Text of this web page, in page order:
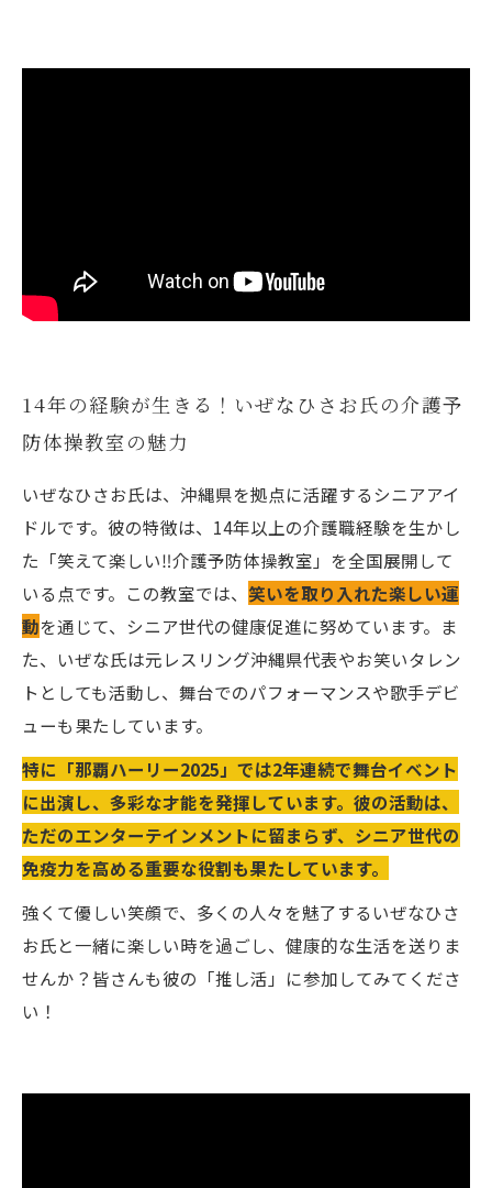
14年の経験が生きる！いぜなひさお氏の介護予
防体操教室の魅力
いぜなひさお氏は、沖縄県を拠点に活躍するシニアアイ
ドルです。彼の特徴は、14年以上の介護職経験を生かし
た「笑えて楽しい‼️介護予防体操教室」を全国展開して
いる点です。この教室では、 笑いを取り入れた楽しい運
動を通じて、シニア世代の健康促進に努めています。ま
た、いぜな氏は元レスリング沖縄県代表やお笑いタレン
トとしても活動し、舞台でのパフォーマンスや歌手デビ
ューも果たしています。
特に「那覇ハーリー2025」では2年連続で舞台イベント
に出演し、多彩な才能を発揮しています。彼の活動は、
ただのエンターテインメントに留まらず、シニア世代の
免疫力を高める重要な役割も果たしています。
強くて優しい笑顔で、多くの人々を魅了するいぜなひさ
お氏と一緒に楽しい時を過ごし、健康的な生活を送りま
せんか？皆さんも彼の「推し活」に参加してみてくださ
い！